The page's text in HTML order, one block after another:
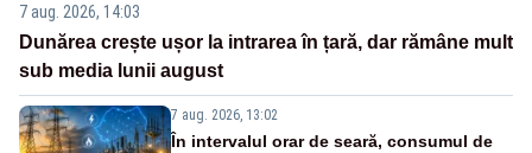
7 aug. 2026, 14:03
Dunărea crește ușor la intrarea în țară, dar rămâne mult
sub media lunii august
7 aug. 2026, 13:02
În intervalul orar de seară, consumul de